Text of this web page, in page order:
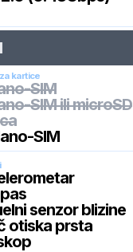
kartice
SIM
SIM ili microSD
SIM
senzor blizine
otiska prsta